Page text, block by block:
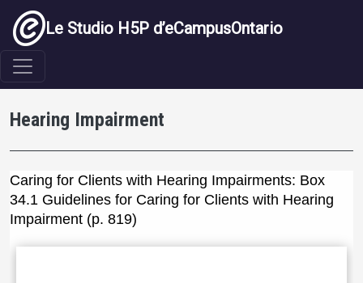
Aller au contenu principal
Le Studio H5P d’eCampusOntario
Hearing Impairment